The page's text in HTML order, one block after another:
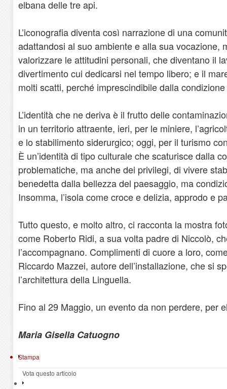
elbana delle tre api.
L’iconografia diventa così narrazione di una
adattandosi al suo ambiente e alla sua vocazione,
valorizzare le attitudini personali, che diventano il
divertimento cui dedicarsi nel tempo libero; e il
molti scatti, perché imprescindibile dalla
L’identità che ne deriva è il frutto delle
in un territorio attraente, ieri, per le miniere,
e lo stabilimento siderurgico; oggi, per il turismo
È un’identità di tipo culturale che scaturisce dalla
problematiche, ma anche dei privilegi, di vivere
benedetta dalla bellezza del paesaggio, ma
Insomma, l’isola come croce e delizia, approdo e
Tutto questo, e molto altro, ci racconta la mostra
come Roberto Ridi, a sua volta padre di Niccolò,
l’accompagnano. Complimenti di cuore a loro,
Riccardo Mazzei, autore dell’installazione, che si
l’architettura della Linguella.
Fino al 29 Maggio, un evento da non perdere, per
Maria Gisella Catuogno
Stampa
Vota questo articolo